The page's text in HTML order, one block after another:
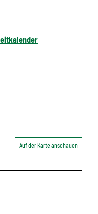
Auf der Karte anschauen